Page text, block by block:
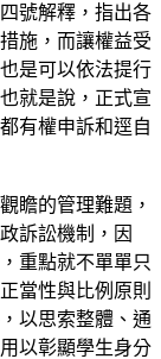
號解釋，指出各
施，而讓權益受
是可以依法提行
就是說，正式宣
有權申訴和逕自
瞻的管理難題，
訴訟機制，因
重點就不單單只
當性與比例原則
以思索整體、通
以彰顯學生身分